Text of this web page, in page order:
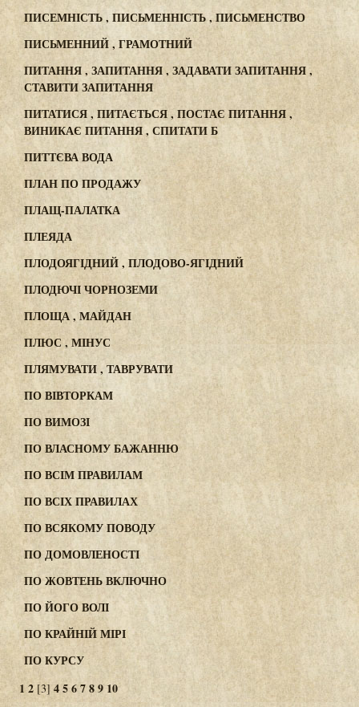
ПИСЕМНІСТЬ , ПИСЬМЕННІСТЬ , ПИСЬМЕНСТВО
ПИСЬМЕННИЙ , ГРАМОТНИЙ
ПИТАННЯ , ЗАПИТАННЯ , ЗАДАВАТИ ЗАПИТАННЯ ,
СТАВИТИ ЗАПИТАННЯ
ПИТАТИСЯ , ПИТАЄТЬСЯ , ПОСТАЄ ПИТАННЯ ,
ВИНИКАЄ ПИТАННЯ , СПИТАТИ Б
ПИТТЄВА ВОДА
ПЛАН ПО ПРОДАЖУ
ПЛАЩ-ПАЛАТКА
ПЛЕЯДА
ПЛОДОЯГІДНИЙ , ПЛОДОВО-ЯГІДНИЙ
ПЛОДЮЧІ ЧОРНОЗЕМИ
ПЛОЩА , МАЙДАН
ПЛЮС , МІНУС
ПЛЯМУВАТИ , ТАВРУВАТИ
ПО ВІВТОРКАМ
ПО ВИМОЗІ
ПО ВЛАСНОМУ БАЖАННЮ
ПО ВСІМ ПРАВИЛАМ
ПО ВСІХ ПРАВИЛАХ
ПО ВСЯКОМУ ПОВОДУ
ПО ДОМОВЛЕНОСТІ
ПО ЖОВТЕНЬ ВКЛЮЧНО
ПО ЙОГО ВОЛІ
ПО КРАЙНІЙ МІРІ
ПО КУРСУ
1 2 [3] 456789 10